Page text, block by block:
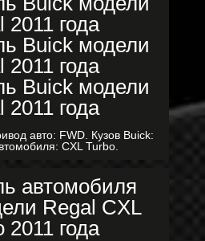
авто: FWD. Кузов Buick:
CXL Turbo.
автомобиля
Regal CXL
2011 года